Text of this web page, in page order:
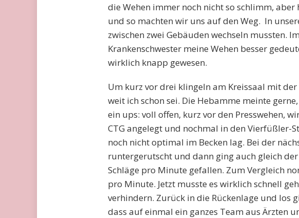
die Wehen immer noch nicht so schlimm,
und so machten wir uns auf den Weg. In
zwischen zwei Gebäuden wechseln mussten.
Krankenschwester meine Wehen besser
wirklich knapp gewesen.
Um kurz vor drei klingeln am Kreissaal mit
weit ich schon sei. Die Hebamme meinte
ein ups: voll offen, kurz vor den Presswehen,
CTG angelegt und nochmal in den Vierfüßler-
noch nicht optimal im Becken lag. Bei der
runtergerutscht und dann ging auch gleich
Schläge pro Minute gefallen. Zum Vergleich
pro Minute. Jetzt musste es wirklich schnell
verhindern. Zurück in die Rückenlage und los
dass auf einmal ein ganzes Team aus Ärzten